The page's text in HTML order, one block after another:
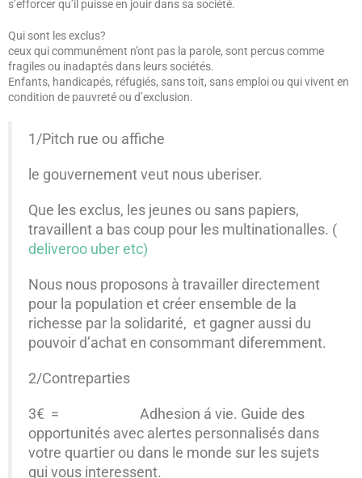
s’efforcer qu’il puisse en jouir dans sa société.
Qui sont les exclus?
ceux qui communément n’ont pas la parole, sont percus comme
fragiles ou inadaptés dans leurs sociétés.
Enfants, handicapés, réfugiés, sans toit, sans emploi ou qui vivent en
condition de pauvreté ou d’exclusion.
1/Pitch rue ou affiche
le gouvernement veut nous uberiser.
Que les exclus, les jeunes ou sans papiers,
travaillent a bas coup pour les multinationalles. (
deliveroo uber etc)
Nous nous proposons à travailler directement
pour la population et créer ensemble de la
richesse par la solidarité, et gagner aussi du
pouvoir d’achat en consommant diferemment.
2/Contreparties
3€ = Adhesion á vie. Guide des
opportunités avec alertes personnalisés dans
votre quartier ou dans le monde sur les sujets
qui vous interessent.